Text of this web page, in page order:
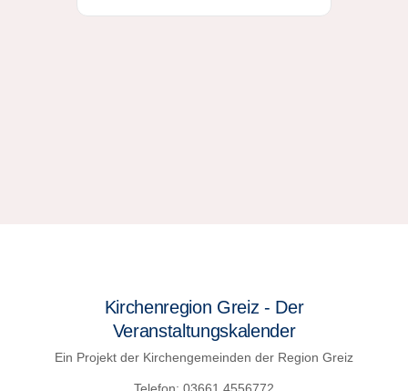
Kirchenregion Greiz - Der
Veranstaltungskalender
Ein Projekt der Kirchengemeinden der Region Greiz